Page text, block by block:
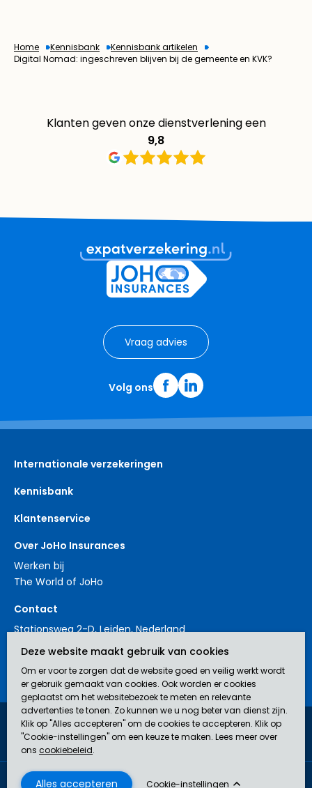
Home Kennisbank
Kennisbank artikelen
Digital Nomad: ingeschreven blijven bij de gemeente en KVK?
Klanten geven onze dienstverlening een
9,8
Vraag advies
Volg ons
Internationale verzekeringen
Kennisbank
Klantenservice
Over JoHo Insurances
Werken bij
The World of JoHo
Contact
Stationsweg 2-D, Leiden, Nederland
+31 88 3214561
contact@johoinsurances.org
JoHo Insurances is een door de AFM erkend bemiddelaar (nr.
12043929) in verzekeringen.
DisclaimerPrivacyverklaring Algemene Voorwaarden
Deze website maakt gebruik van cookies
Om er voor te zorgen dat de website goed en veilig werkt wordt
er gebruik gemaakt van cookies. Ook worden er cookies
geplaatst om het websitebezoek te meten en relevante
advertenties te tonen. Zo kunnen we u nog beter van dienst zijn.
Klik op "Alles accepteren" om de cookies te accepteren. Klik op
"Cookie-instellingen" om een keuze te maken. Lees meer over
ons cookiebeleid.
Cookie-instellingen